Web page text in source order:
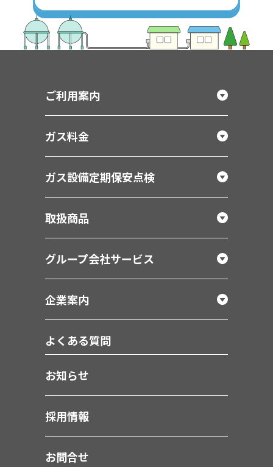
ご利用案内
ガス料金
ガス設備定期保安点検
取扱商品
グループ会社サービス
企業案内
よくある質問
お知らせ
採用情報
お問合せ